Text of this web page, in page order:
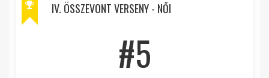
IV. ÖSSZEVONT VERSENY - NŐI
#5